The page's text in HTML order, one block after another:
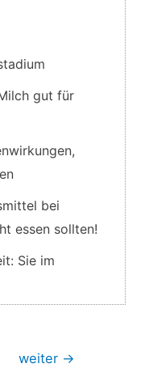
gut für
bei
essen sollten!
Sie im
weiter →